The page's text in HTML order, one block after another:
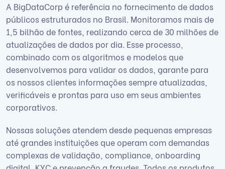
A BigDataCorp é referência no fornecimento de dados
públicos estruturados no Brasil. Monitoramos mais de
1,5 bilhão de fontes, realizando cerca de 30 milhões de
atualizações de dados por dia. Esse processo,
combinado com os algoritmos e modelos que
desenvolvemos para validar os dados, garante para
os nossos clientes informações sempre atualizadas,
verificáveis e prontas para uso em seus ambientes
corporativos.
Nossas soluções atendem desde pequenas empresas
até grandes instituições que operam com demandas
complexas de validação, compliance, onboarding